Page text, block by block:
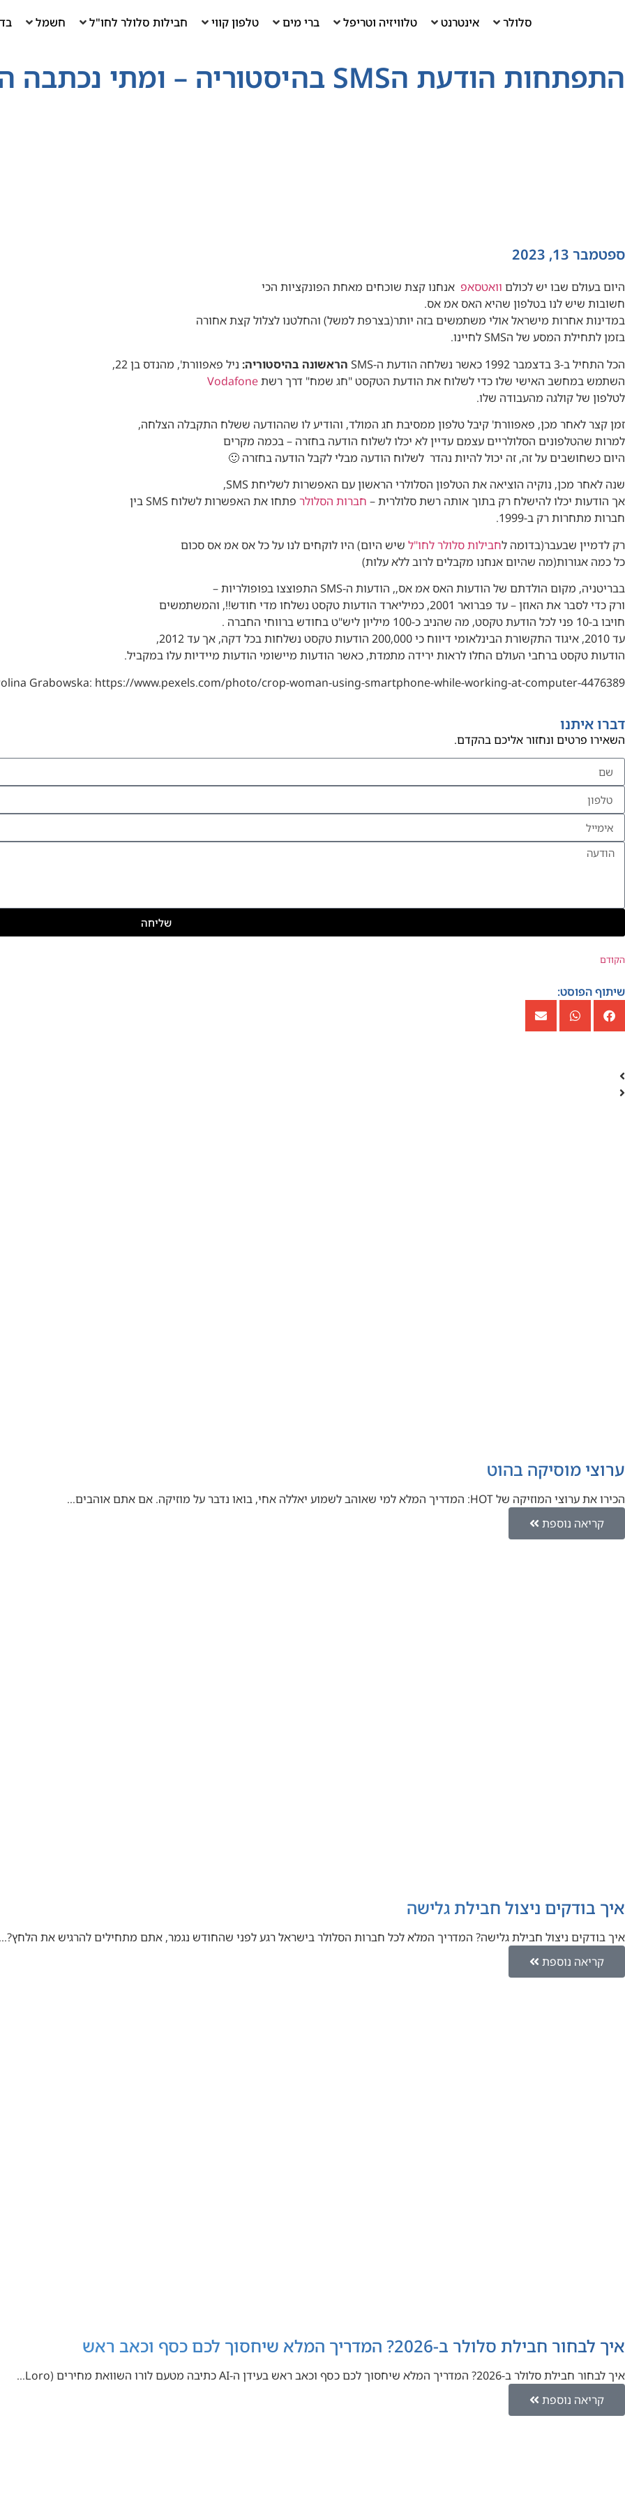
סלולר אינטרנט טלוויזיה וטריפל ברי מים טלפון קווי חבילות סלולר לחו"ל חשמל
התפתחות הודעת הSMS בהיסטוריה – ומתי נכתבה ההודעה הראשונה
ספטמבר 13, 2023
היום בעולם שבו יש לכולם וואטסאפ אנחנו קצת שוכחים מאחת הפונקציות הכי
חשובות שיש לנו בטלפון שהיא האס אמ אס.
במדינות אחרות מישראל אולי משתמשים בזה יותר(בצרפת למשל) והחלטנו לצלול קצת אחורה
בזמן לתחילת המסע של הSMS לחיינו.
הכל התחיל ב-3 בדצמבר 1992 כאשר נשלחה הודעת ה-SMS
הראשונה בהיסטוריה: ניל פאפוורת', מהנדס בן 22,
השתמש במחשב האישי שלו כדי לשלוח את הודעת הטקסט "חג שמח" דרך רשתVodafone
לטלפון של קולגה מהעבודה שלו.
זמן קצר לאחר מכן, פאפוורת' קיבל טלפון ממסיבת חג המולד, והודיע לו שההודעה ששלח התקבלה הצלחה,
למרות שהטלפונים הסלולריים עצמם עדיין לא יכלו לשלוח הודעה בחזרה – בכמה מקרים
היום כשחושבים על זה, זה יכול להיות נהדר לשלוח הודעה מבלי לקבל הודעה בחזרה 🙂
שנה לאחר מכן, נוקיה הוציאה את הטלפון הסלולרי הראשון עם האפשרות לשליחת SMS,
אך הודעות יכלו להישלח רק בתוך אותה רשת סלולרית – חברות הסלולר פתחו את האפשרות לשלוח SMS בין
חברות מתחרות רק ב-1999.
רק לדמיין שבעבר(בדומה לחבילות סלולר לחו"ל שיש היום) היו לוקחים לנו על כל אס אמ אס סכום
כל כמה אגורות(מה שהיום אנחנו מקבלים לרוב ללא עלות)
בבריטניה, מקום הולדתם של הודעות האס אמ אס,, הודעות ה-SMS התפוצצו בפופולריות –
ורק כדי לסבר את האוזן – עד פברואר 2001, כמיליארד הודעות טקסט נשלחו מדי חודש!!, והמשתמשים
חויבו ב-10 פני לכל הודעת טקסט, מה שהניב כ-100 מיליון ליש"ט בחודש ברווחי החברה .
עד 2010, איגוד התקשורת הבינלאומי דיווח כי 200,000 הודעות טקסט נשלחות בכל דקה, אך עד 2012,
הודעות טקסט ברחבי העולם החלו לראות ירידה מתמדת, כאשר הודעות מיישומי הודעות מיידיות עלו במקביל.
Grabowska: https://www.pexels.com/photo/crop-woman-using-smartphone-while-working-at-computer-4476389/
דברו איתנו
השאירו פרטים ונחזור אליכם בהקדם.
שליחה
הקודם
שיתוף הפוסט:
ערוצי מוסיקה בהוט
הכירו את ערוצי המוזיקה של HOT: המדריך המלא למי שאוהב לשמוע יאללה אחי, בואו נדבר על מוזיקה. אם אתם אוהבים…
קריאה נוספת
איך בודקים ניצול חבילת גלישה
איך בודקים ניצול חבילת גלישה? המדריך המלא לכל חברות הסלולר בישראל רגע לפני שהחודש נגמר, אתם מתחילים להרגיש את
קריאה נוספת
איך לבחור חבילת סלולר ב-2026? המדריך המלא שיחסוך לכם כסף וכאב ראש
איך לבחור חבילת סלולר ב-2026? המדריך המלא שיחסוך לכם כסף וכאב ראש בעידן ה-AI כתיבה מטעם לורו השוואת מחירים (Loro…
קריאה נוספת